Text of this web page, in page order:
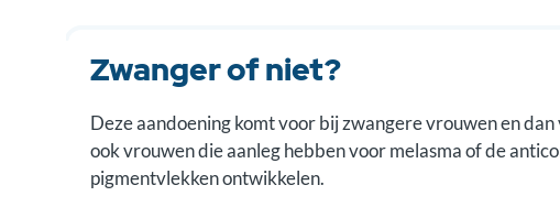
Zwanger of niet?
Deze aandoening komt voor bij zwangere vrouwen en
ook vrouwen die aanleg hebben voor melasma of de
pigmentvlekken ontwikkelen.